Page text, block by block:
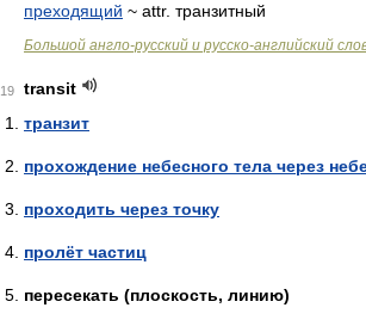
преходящий ~ attr. транзитный
Большой англо-русский и русско-английский
19
transit
транзит
прохождение небесного тела через
проходить через точку
пролёт частиц
пересекать (плоскость, линию)